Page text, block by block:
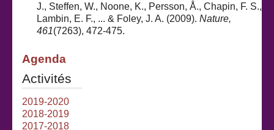
J., Steffen, W., Noone, K., Persson, Å., Chapin, F. S.,
Lambin, E. F., ... & Foley, J. A. (2009). Nature,
461(7263), 472-475.
Agenda
Activités
2019-2020
2018-2019
2017-2018